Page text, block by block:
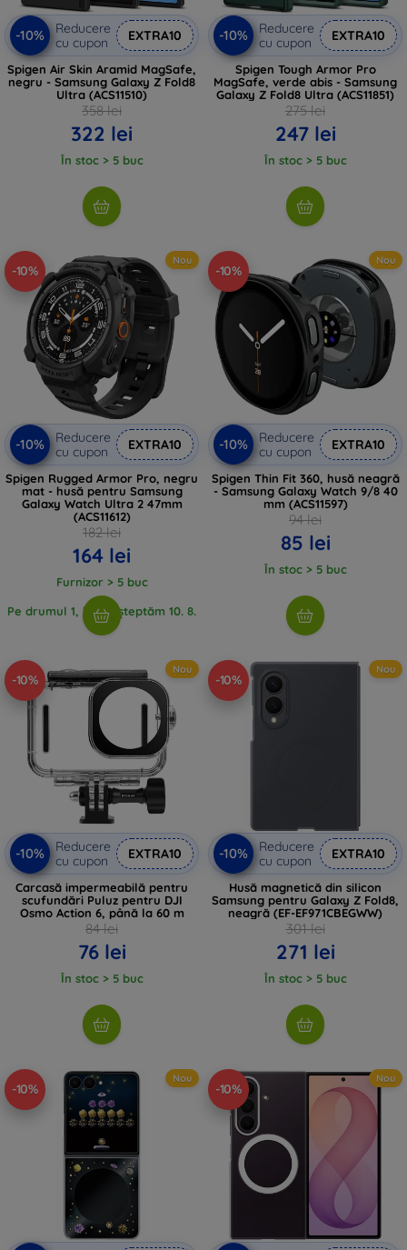
-10%
Reducere
cu cupon
EXTRA10
Spigen Air Skin Aramid MagSafe,
negru - Samsung Galaxy Z Fold8
Ultra (ACS11510)
358 lei
322 lei
În stoc > 5 buc
-10%
Reducere
cu cupon
EXTRA10
Spigen Tough Armor Pro
MagSafe, verde abis - Samsung
Galaxy Z Fold8 Ultra (ACS11851)
275 lei
247 lei
În stoc > 5 buc
-10%
Nou
-10%
Reducere
cu cupon
EXTRA10
Spigen Rugged Armor Pro, negru
mat - husă pentru Samsung
Galaxy Watch Ultra 2 47mm
(ACS11612)
182 lei
164 lei
Furnizor > 5 buc
Pe drumul 1, buc, așteptăm 10. 8.
2026
-10%
Nou
-10%
Reducere
cu cupon
EXTRA10
Spigen Thin Fit 360, husă neagră
- Samsung Galaxy Watch 9/8 40
mm (ACS11597)
94 lei
85 lei
În stoc > 5 buc
-10%
Nou
-10%
Reducere
cu cupon
EXTRA10
Carcasă impermeabilă pentru
scufundări Puluz pentru DJI
Osmo Action 6, până la 60 m
84 lei
76 lei
În stoc > 5 buc
-10%
Nou
-10%
Reducere
cu cupon
EXTRA10
Husă magnetică din silicon
Samsung pentru Galaxy Z Fold8,
neagră (EF-EF971CBEGWW)
301 lei
271 lei
În stoc > 5 buc
-10%
Nou
-10%
Nou